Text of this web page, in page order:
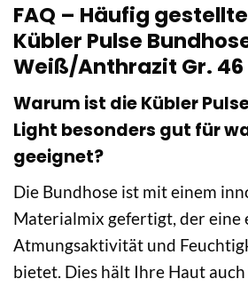
FAQ – Häufig
Kübler Pulse
Weiß/Anthrazit Gr. 46
Warum ist die Kübler
Light besonders gut für
geeignet?
Die Bundhose ist mit einem
Materialmix gefertigt, der eine
Atmungsaktivität und
bietet. Dies hält Ihre Haut